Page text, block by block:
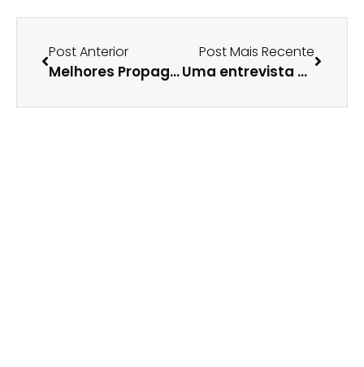
Post Anterior
Melhores Propagandas do Mundo – Parte 6
Post Mais Recente
Uma entrevista de emprego diferente